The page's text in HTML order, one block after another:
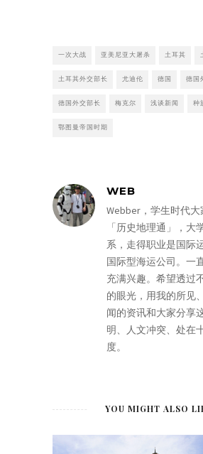
一次大战 亚美尼亚大屠杀 土耳其
土耳其外交部长 尤迪伦 德国 德国
德国外交部长 梅克尔 浅谈新闻 种
鄂图曼帝国时期
WEB
Webber，学生时代
「历史地理通」，大
系，走得职业是国际
国际型海运公司。一
充满兴趣。希望透过
的眼光，用我的所见
闻的资讯和大家分享
明、人文冲突、处在
度。
YOU MIGHT ALSO